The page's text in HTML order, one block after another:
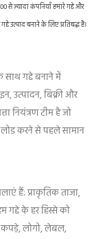
से ज़्यादा कंपनियाँ हमारे गद्दे और
उत्पाद बनाने के लिए प्रतिबद्ध हैं।
गद्दे बनाने में
उत्पादन, बिक्री और
नियंत्रण टीम है जो
लोड करने से पहले सामान
हैं: प्राकृतिक ताजा,
गद्दे के हर हिस्से को
लोगो, लेबल,